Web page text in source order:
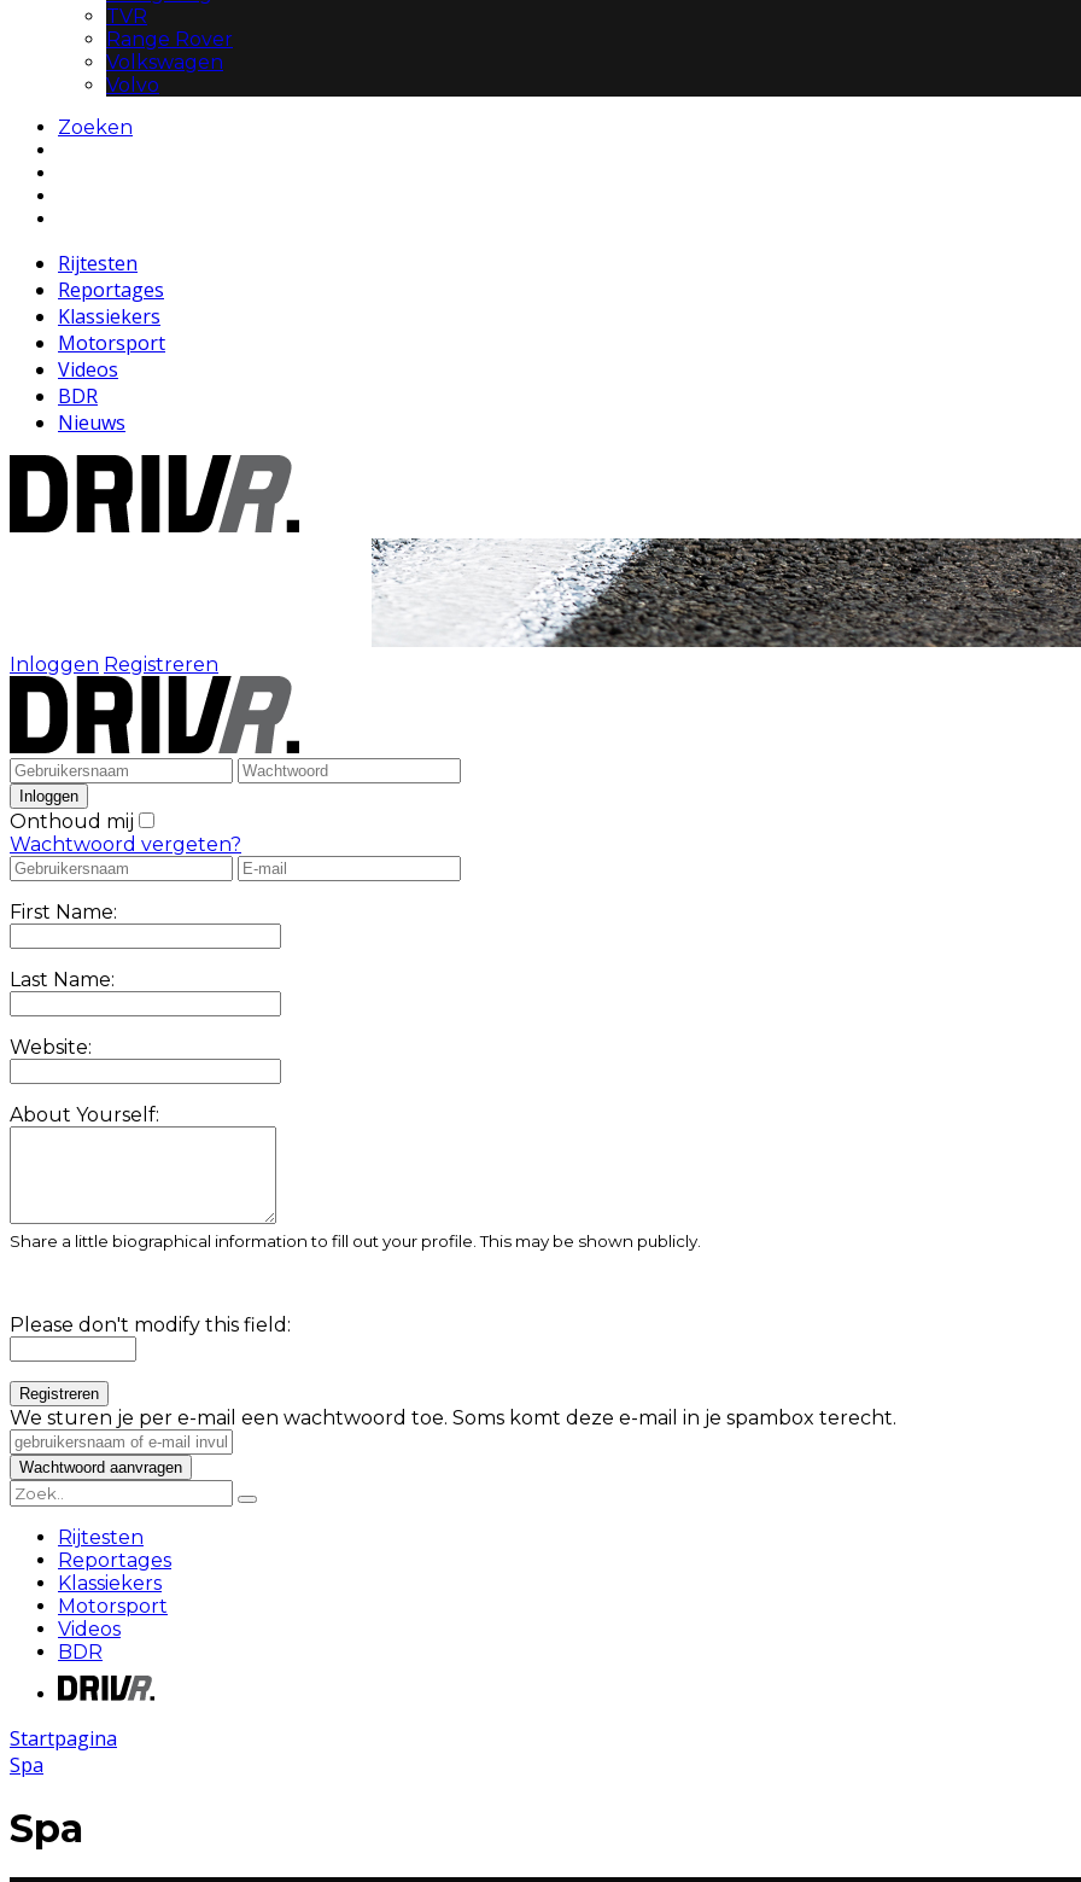
TVR
Range Rover
Volkswagen
Volvo
Zoeken
Rijtesten
Reportages
Klassiekers
Motorsport
Videos
BDR
Nieuws
Inloggen Registreren
Onthoud mij
Wachtwoord vergeten?
First Name:
Last Name:
Website:
About Yourself:
Share a little biographical information to fill out your profile. This may be shown publicly.
Please don't modify this field:
We sturen je per e-mail een wachtwoord toe. Soms komt deze e-mail in je spambox terecht.
Rijtesten
Reportages
Klassiekers
Motorsport
Videos
BDR
Startpagina
Spa
Spa